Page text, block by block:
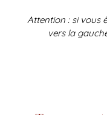
Attention : si vous
vers la